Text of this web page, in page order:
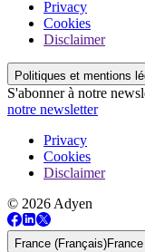
Privacy
Cookies
Disclaimer
Politiques et mentions
S'abonner à notre
notre newsletter
Privacy
Cookies
Disclaimer
© 2026 Adyen
France (Français)